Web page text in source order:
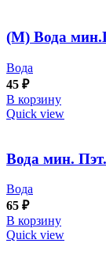
(М) Вода
Вода
45 ₽
В корзину
Quick view
Вода мин.
Вода
65 ₽
В корзину
Quick view